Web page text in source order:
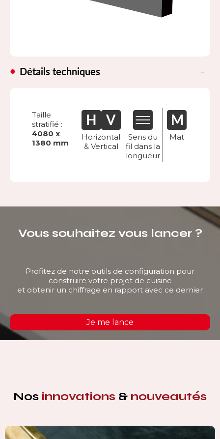
Détails techniques
Taille
stratifié :
4080 x
1380 mm
Horizontal
& Vertical
Sens du
fil dans la
longueur
Mat
Vous souhaitez vous lancer ?
Profitez de notre outils de configuration pour
construire votre projet de cuisine
et obtenir un chiffrage en rapport avec ce dernier
Je me lance
Nos innovations & nouveautés